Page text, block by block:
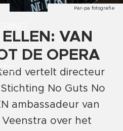
Par-pa fotografie
VAN
DE OPERA
vertelt directeur
No Guts No
ambassadeur van
over het